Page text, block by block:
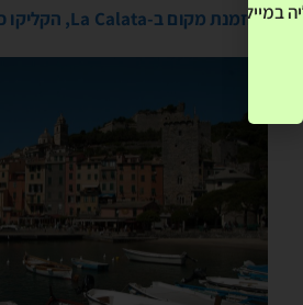
להזמנת מקום ב-La Calata, הקליקו כאן…
במייל שלך! »